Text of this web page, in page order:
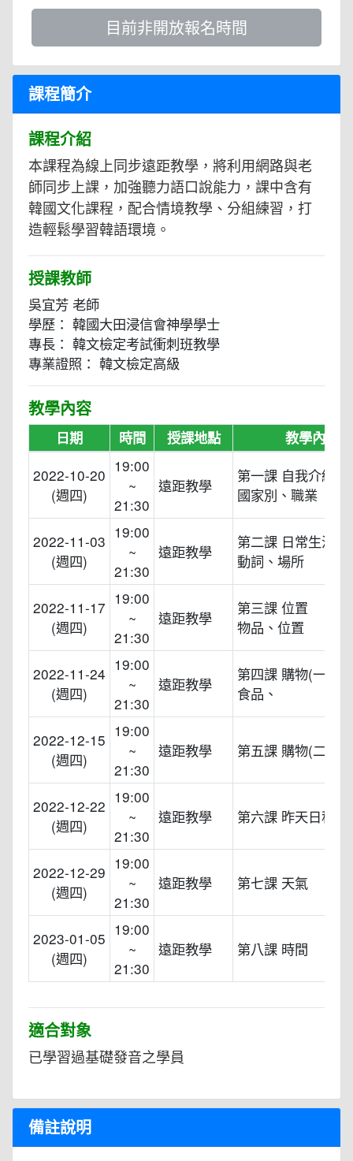
目前非開放報名時間
課程簡介
課程介紹
本課程為線上同步遠距教學，將利用網路與老
師同步上課，加強聽力語口說能力，課中含有
韓國文化課程，配合情境教學、分組練習，打
造輕鬆學習韓語環境。
授課教師
吳宜芳 老師
學歷： 韓國大田浸信會神學學士
專長： 韓文檢定考試衝刺班教學
專業證照： 韓文檢定高級
教學內容
日期 時間 授課地點 教學內容
2022-10-20
(週四)
19:00
~
21:30
遠距教學
第一課 自我介紹
國家別、職業
2022-11-03
(週四)
19:00
~
21:30
遠距教學
第二課 日常生活
動詞、場所
2022-11-17
(週四)
19:00
~
21:30
遠距教學
第三課 位置
物品、位置
2022-11-24
(週四)
19:00
~
21:30
遠距教學
第四課 購物(一)
食品、
2022-12-15
(週四)
19:00
~
21:30
遠距教學 第五課 購物(二)
2022-12-22
(週四)
19:00
~
21:30
遠距教學 第六課 昨天日程
2022-12-29
(週四)
19:00
~
21:30
遠距教學 第七課 天氣
2023-01-05
(週四)
19:00
~
21:30
遠距教學 第八課 時間
適合對象
已學習過基礎發音之學員
備註說明